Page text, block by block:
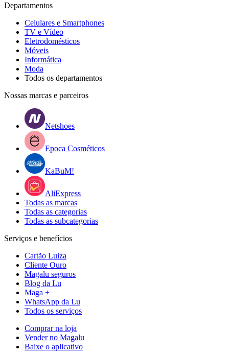
Departamentos
Celulares e Smartphones
TV e Vídeo
Eletrodomésticos
Móveis
Informática
Moda
Todos os departamentos
Nossas marcas e parceiros
Netshoes
Epoca Cosméticos
KaBuM!
AliExpress
Todas as marcas
Todas as categorias
Todas as subcategorias
Serviços e benefícios
Cartão Luiza
Cliente Ouro
Magalu seguros
Blog da Lu
Maga +
WhatsApp da Lu
Todos os serviços
Comprar na loja
Vender no Magalu
Baixe o aplicativo